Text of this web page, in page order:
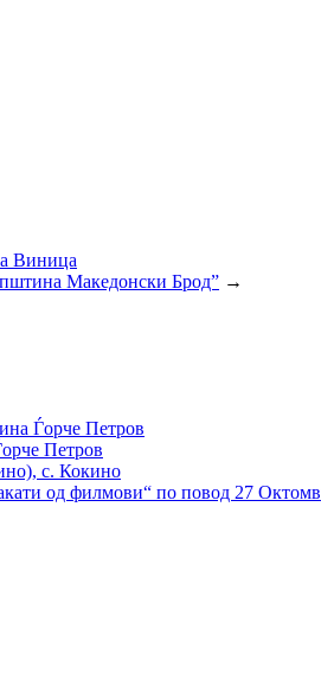
Виница
Македонски Брод” →
Ѓорче Петров
Петров
с. Кокино
од филмови“ по повод 27